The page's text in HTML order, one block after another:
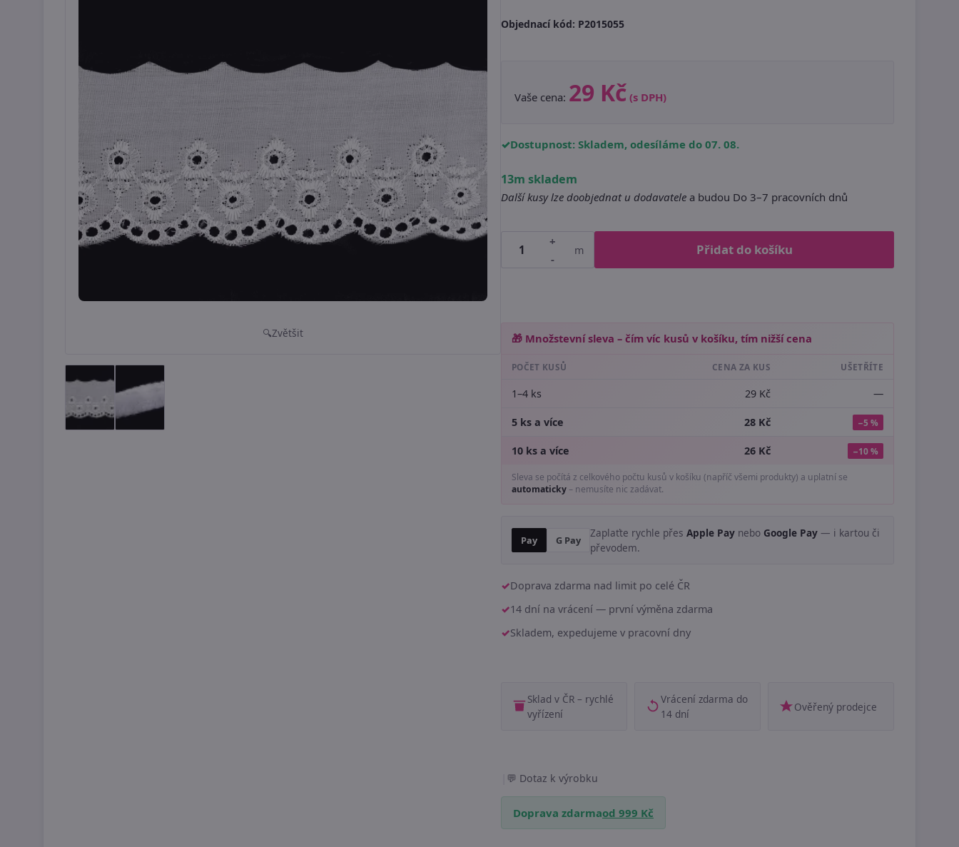
Zvětšit
Objednací kód: P2015055
Vaše cena: 29 Kč (s DPH)
Dostupnost: Skladem, odesíláme do 07. 08.
13m skladem
Další kusy lze doobjednat u dodavatele a budou Do 3–7 pracovních dnů
+
-
m Přidat do košíku
🎁 Množstevní sleva – čím víc kusů v košíku, tím nižší cena
POČET KUSŮ CENA ZA KUS UŠETŘÍTE
1–4 ks 29 Kč —
5 ks a více 28 Kč −5 %
10 ks a více 26 Kč −10 %
Sleva se počítá z celkového počtu kusů v košíku (napříč všemi produkty) a uplatní se
automaticky– nemusíte nic zadávat.
Pay G Pay
Zaplaťte rychle přes Apple Pay nebo Google Pay — i kartou či
převodem.
Doprava zdarma nad limit po celé ČR
14 dní na vrácení — první výměna zdarma
Skladem, expedujeme v pracovní dny
Sklad v ČR – rychlé
vyřízení
Vrácení zdarma do
14 dní
Ověřený prodejce
Dotaz k výrobku
Doprava zdarmaod 999 Kč